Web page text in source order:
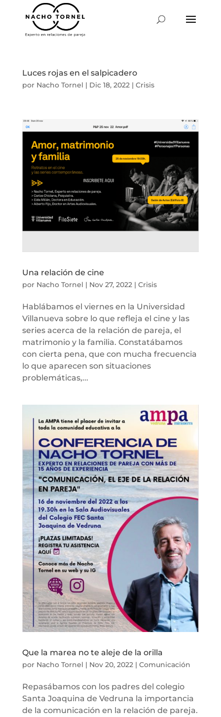
Luces rojas en el salpicadero
por Nacho Tornel | Dic 18, 2022| Crisis
Una relación de cine
por Nacho Tornel | Nov 27, 2022| Crisis
Hablábamos el viernes en la Universidad
Villanueva sobre lo que refleja el cine y las
series acerca de la relación de pareja, el
matrimonio y la familia. Constatábamos
con cierta pena, que con mucha frecuencia
lo que aparecen son situaciones
problemáticas,...
Que la marea no te aleje de la orilla
por Nacho Tornel | Nov 20, 2022| Comunicación
Repasábamos con los padres del colegio
Santa Joaquina de Vedruna la importancia
de la comunicación en la relación de pareja.